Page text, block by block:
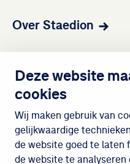
Deze website
cookies
Wij maken gebruik van
gelijkwaardige
de website goed te laten
de website te
Over Staedion
Wijken
Meedoen